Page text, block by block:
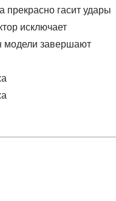
прекрасно гасит удары
исключает
модели завершают
оплаты счета.